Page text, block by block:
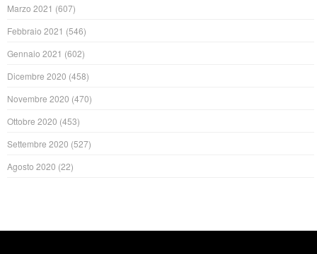
Marzo 2021 (607)
Febbraio 2021 (546)
Gennaio 2021 (602)
Dicembre 2020 (458)
Novembre 2020 (470)
Ottobre 2020 (453)
Settembre 2020 (527)
Agosto 2020 (22)